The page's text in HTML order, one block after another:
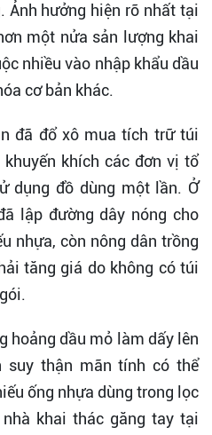
Ảnh hưởng hiện rõ nhất tại
một nửa sản lượng khai
nhiều vào nhập khẩu dầu
cơ bản khác.
đã đổ xô mua tích trữ túi
khích các đơn vị tổ
dụng đồ dùng một lần. Ở
lập đường dây nóng cho
nhựa, còn nông dân trồng
tăng giá do không có túi
hoảng dầu mỏ làm dấy lên
suy thận mãn tính có thể
ống nhựa dùng trong lọc
khai thác găng tay tại